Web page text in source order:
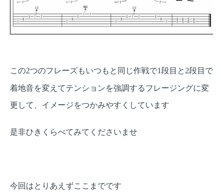
この2つのフレーズもいつもと同じ作戦で1段目と 2段目で
着地音を変えてテンションを強調するフレージングに変
更して、イメージをつかみやすくしています
是非ひきくらべてみてくださいませ
今回はとりあえずここまでです